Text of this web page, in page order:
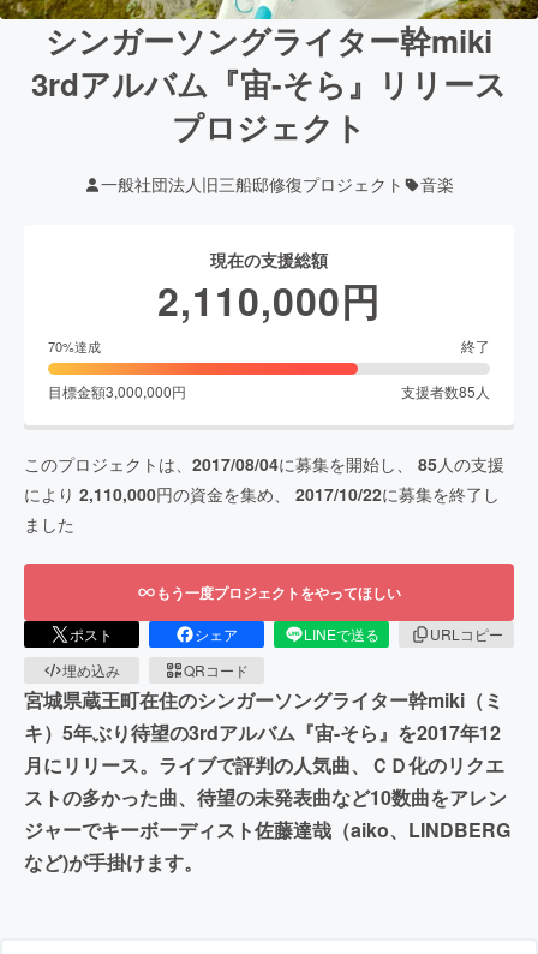
シンガーソングライター幹miki
3rdアルバム『宙-そら』リリース
プロジェクト
一般社団法人旧三船邸修復プロジェクト 音楽
現在の支援総額
2,110,000円
70%達成 終了
目標金額3,000,000円 支援者数85 人
このプロジェクトは、 2017/08/04に募集を開始し、 85人の支援
により 2,110,000円の資金を集め、 2017/10/22に募集を終了し
ました
もう一度プロジェクトをやってほしい
ポスト シェア LINEで送る
URLコピー
埋め込み
QRコード
宮城県蔵王町在住のシンガーソングライター幹miki（ミ
キ）5年ぶり待望の3rdアルバム『宙-そら』を2017年12
月にリリース。ライブで評判の人気曲、ＣＤ化のリクエ
ストの多かった曲、待望の未発表曲など10数曲をアレン
ジャーでキーボーディスト佐藤達哉（aiko、LINDBERG
など)が手掛けます。